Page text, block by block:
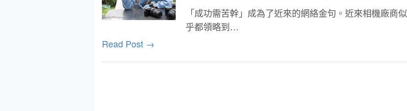
「成功需苦幹」成為了近來的網絡金句。近來相機廠商似
乎都領略到…
Read Post →